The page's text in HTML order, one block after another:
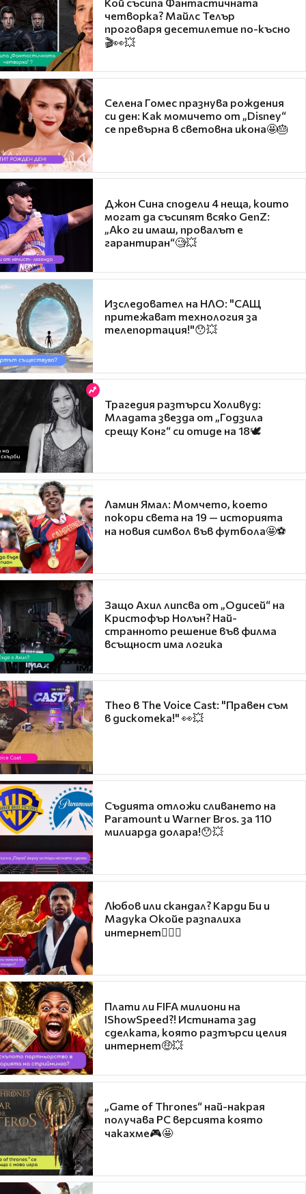
четворка? Майлс Телър
проговаря десетилетие по-късно
🎬👀💥
Селена Гомес празнува рождения
си ден: Как момичето от „Disney“
се превърна в световна икона🤩🎂
Джон Сина сподели 4 неща, които
могат да съсипят всяко GenZ:
„Ако ги имаш, провалът е
гарантиран“🧐💥
Изследовател на НЛО: "САЩ
притежават технология за
телепортация!"😯💥
Трагедия разтърси Холивуд:
Младата звезда от „Годзила
срещу Конг“ си отиде на 18🕊️
Ламин Ямал: Момчето, което
покори света на 19 — историята
на новия символ във футбола🤩⚽
Защо Ахил липсва от „Одисей“ на
Кристофър Нолън? Най-
странното решение във филма
всъщност има логика
Theo в The Voice Cast: "Правен съм
в дискотека!" 👀💥
Съдията отложи сливането на
Paramount и Warner Bros. за 110
милиарда долара!😯💥
Любов или скандал? Карди Би и
Мадука Окойе разпалиха
интернет❤️‍🔥🔥
Плати ли FIFA милиони на
IShowSpeed?! Истината зад
сделката, която разтърси целия
интернет🤑💥
„Game of Thrones“ най-накрая
получава PC версията която
чакахме🎮🤩